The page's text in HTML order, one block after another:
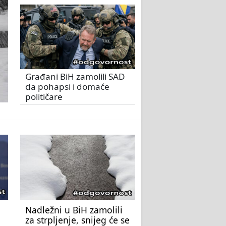
Građani BiH zamolili SAD
da pohapsi i domaće
političare
Nadležni u BiH zamolili
za strpljenje, snijeg će se